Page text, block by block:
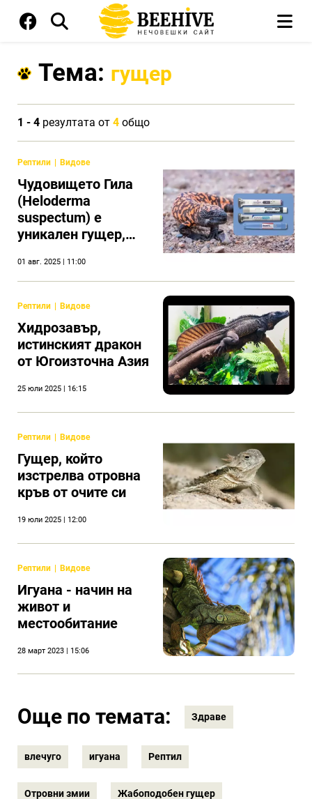
Тема: гущер
1 - 4 резултата от 4 общо
Рептили Видове
Чудовището Гила
(Heloderma
suspectum) e
уникален гущер,
преяждането си
01 авг. 2025 | 11:00
Рептили Видове
Хидрозавър,
истинският дракон
от Югоизточна Азия
25 юли 2025 | 16:15
Рептили Видове
Гущер, който
изстрелва отровна
кръв от очите си
19 юли 2025 | 12:00
Рептили Видове
Игуана - начин на
живот и
местообитание
28 март 2023 | 15:06
Още по темата: Здраве
влечуго игуана Рептил
Отровни змии Жабоподобен гущер